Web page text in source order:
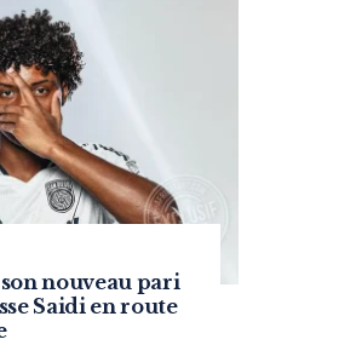
nouveau pari
Saidi en route